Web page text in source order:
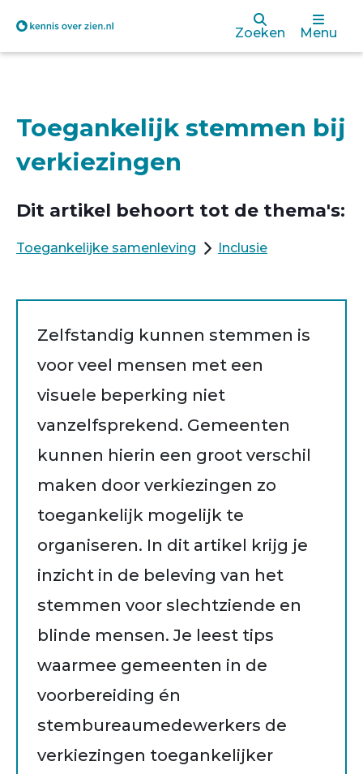
Overslaan
inhoud
gaan
Zoeken Menu
Toegankelijk stemmen bij
verkiezingen
Dit artikel behoort tot de thema's:
Toegankelijke samenleving Inclusie
Zelfstandig kunnen stemmen is
voor veel mensen met een
visuele beperking niet
vanzelfsprekend. Gemeenten
kunnen hierin een groot verschil
maken door verkiezingen zo
toegankelijk mogelijk te
organiseren. In dit artikel krijg je
inzicht in de beleving van het
stemmen voor slechtziende en
blinde mensen. Je leest tips
waarmee gemeenten in de
voorbereiding én
stembureaumedewerkers de
verkiezingen toegankelijker